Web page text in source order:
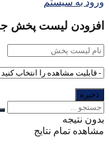
افزودن لیست پخش
بدون نتیجه
مشاهده تمام نتایج